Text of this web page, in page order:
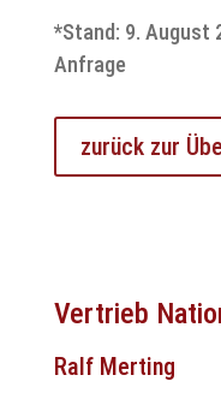
*Stand: 9. August
Anfrage
zurück zur
Vertrieb
Ralf Merting